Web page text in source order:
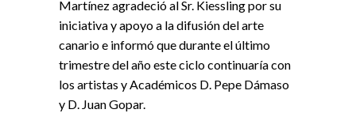
Martínez agradeció al Sr. Kiessling por su
iniciativa y apoyo a la difusión del arte
canario e informó que durante el último
trimestre del año este ciclo continuaría con
los artistas y Académicos D. Pepe Dámaso
y D. Juan Gopar.